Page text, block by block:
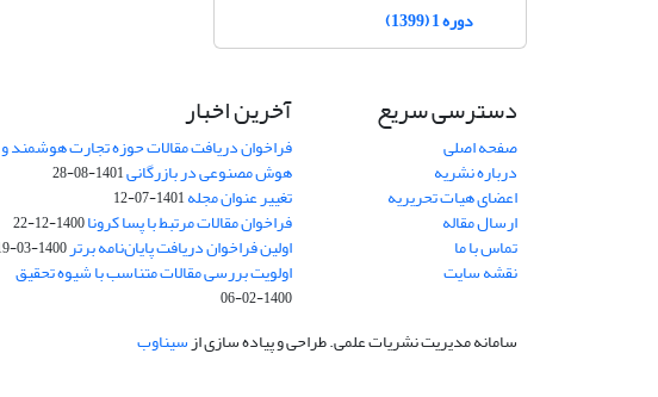
دوره 1 (1399)
دسترسی سریع
صفحه اصلی
درباره نشریه
اعضای هیات تحریریه
ارسال مقاله
تماس با ما
نقشه سایت
آخرین اخبار
فراخوان دریافت مقالات حوزه تجارت هوشمند و
هوش مصنوعی در بازرگانی1401-08-28
تغییر عنوان مجله1401-07-12
فراخوان مقالات مرتبط با پسا کرونا1400-12-22
اولین فراخوان دریافت پایان‌نامه برتر1400-03-19
اولویت بررسی مقالات متناسب با شیوه تحقیق
1400-02-06
سامانه مدیریت نشریات علمی.طراحی و پیاده سازی ازسیناوب